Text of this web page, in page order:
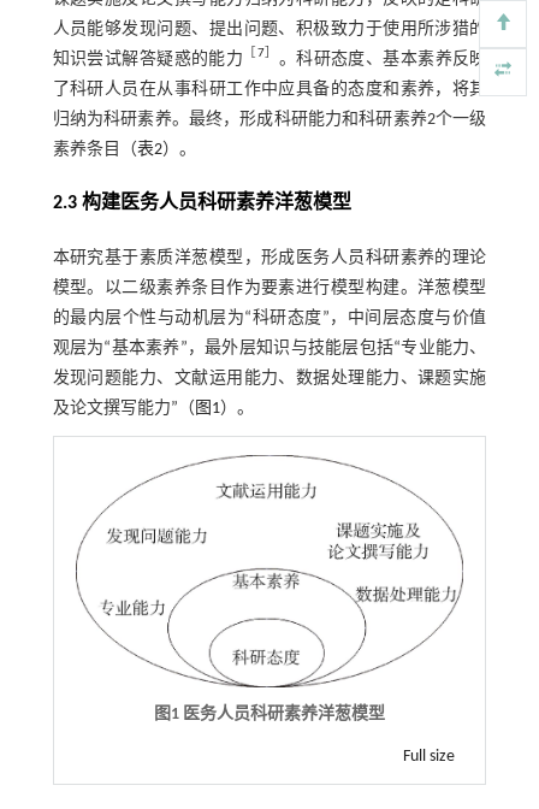
人员能够发现问题、提出问题、积极致力于使用所涉猎的
知识尝试解答疑惑的能力
［ 7］ 。科研态度、基本素养反映
了科研人员在从事科研工作中应具备的态度和素养，将其
归纳为科研素养。最终，形成科研能力和科研素养2个一级
素养条目（表2）。
2.3 构建医务人员科研素养洋葱模型
本研究基于素质洋葱模型，形成医务人员科研素养的理论
模型。以二级素养条目作为要素进行模型构建。洋葱模型
的最内层个性与动机层为“科研态度”，中间层态度与价值
观层为“基本素养”，最外层知识与技能层包括“专业能力、
发现问题能力、文献运用能力、数据处理能力、课题实施
及论文撰写能力”（ 图1）。
图1 医务人员科研素养洋葱模型
Full size